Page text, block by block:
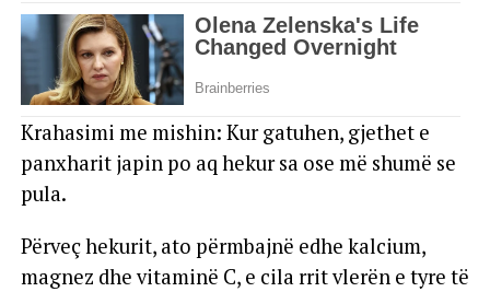
Krahasimi me mishin: Kur gatuhen, gjethet e
panxharit japin po aq hekur sa ose më shumë se
pula.
Përveç hekurit, ato përmbajnë edhe kalcium,
magnez dhe vitaminë C, e cila rrit vlerën e tyre të